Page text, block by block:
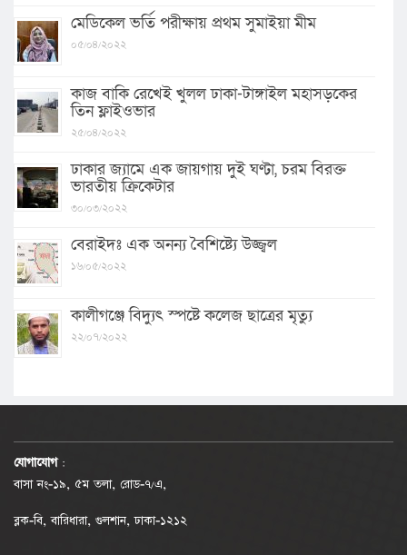
মেডিকেল ভর্তি পরীক্ষায় প্রথম সুমাইয়া মীম
০৫/০৪/২০২২
কাজ বাকি রেখেই খুলল ঢাকা-টাঙ্গাইল মহাসড়কের
তিন ফ্লাইওভার
২৫/০৪/২০২২
ঢাকার জ্যামে এক জায়গায় দুই ঘণ্টা, চরম বিরক্ত
ভারতীয় ক্রিকেটার
৩০/০৩/২০২২
বেরাইদঃ এক অনন্য বৈশিষ্ট্যে উজ্জ্বল
১৬/০৫/২০২২
কালীগঞ্জে বিদ্যুৎ স্পষ্টে কলেজ ছাত্রের মৃত্যু
২২/০৭/২০২২
যোগাযোগ :
বাসা নং-১৯, ৫ম তলা, রোড-৭/এ,
ব্লক-বি, বারিধারা, গুলশান, ঢাকা-১২১২